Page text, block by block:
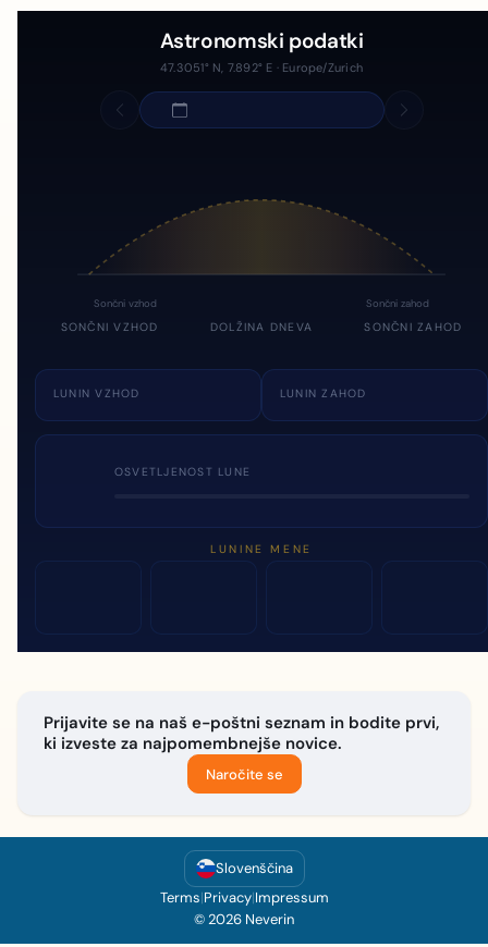
Astronomski podatki
47.3051° N, 7.892° E · Europe/Zurich
Sončni vzhod Sončni zahod
SONČNI VZHOD DOLŽINA DNEVA SONČNI ZAHOD
LUNIN VZHOD LUNIN ZAHOD
OSVETLJENOST LUNE
LUNINE MENE
Prijavite se na naš e-poštni seznam in bodite prvi,
ki izveste za najpomembnejše novice.
Naročite se
Slovenščina
Terms|Privacy|Impressum
© 2026 Neverin